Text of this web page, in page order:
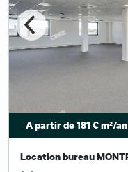
A partir de 181 € m²/an
Location bureau